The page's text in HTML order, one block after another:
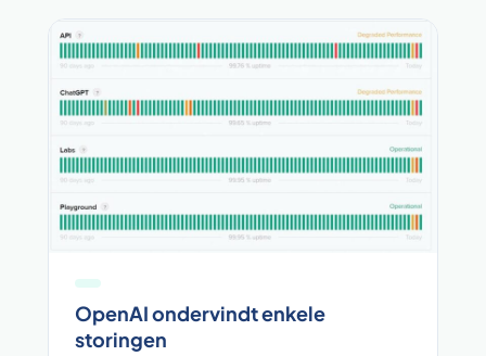
OpenAI ondervindt enkele
storingen